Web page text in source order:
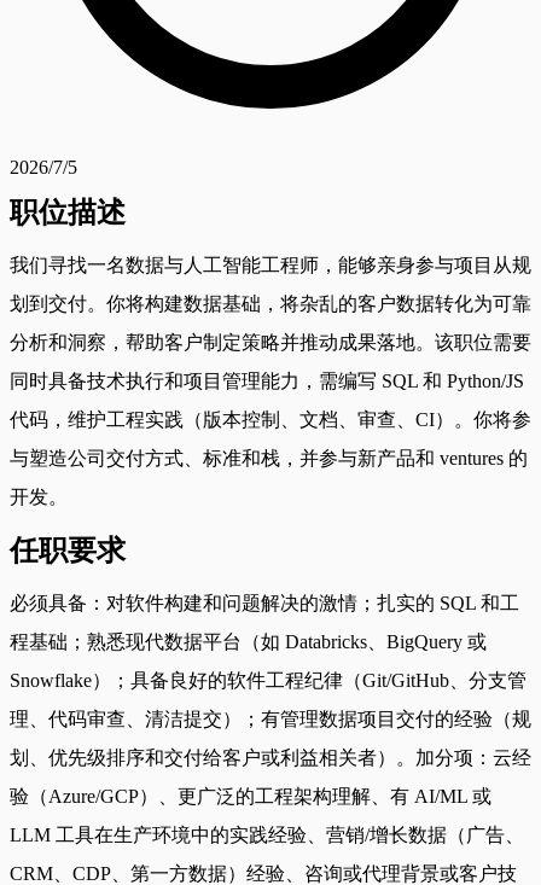
2026/7/5
职位描述
我们寻找一名数据与人工智能工程师，能够亲身参与项目从规
划到交付。你将构建数据基础，将杂乱的客户数据转化为可靠
分析和洞察，帮助客户制定策略并推动成果落地。该职位需要
同时具备技术执行和项目管理能力，需编写 SQL 和 Python/JS
代码，维护工程实践（版本控制、文档、审查、CI）。你将参
与塑造公司交付方式、标准和栈，并参与新产品和 ventures 的
开发。
任职要求
必须具备：对软件构建和问题解决的激情；扎实的 SQL 和工
程基础；熟悉现代数据平台（如 Databricks、BigQuery 或
Snowflake）；具备良好的软件工程纪律（Git/GitHub、分支管
理、代码审查、清洁提交）；有管理数据项目交付的经验（规
划、优先级排序和交付给客户或利益相关者）。加分项：云经
验（Azure/GCP）、更广泛的工程架构理解、有 AI/ML 或
LLM 工具在生产环境中的实践经验、营销/增长数据（广告、
CRM、CDP、第一方数据）经验、咨询或代理背景或客户技